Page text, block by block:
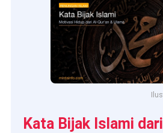
Kata Bijak Islami